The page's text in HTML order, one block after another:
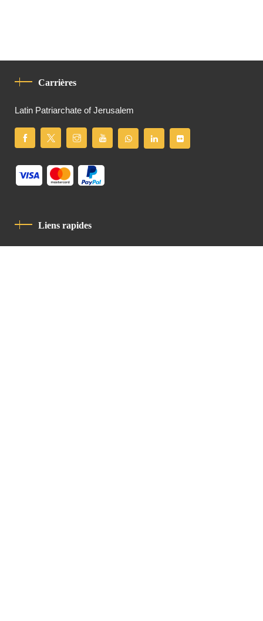
Carrières
Latin Patriarchate of Jerusalem
Liens rapides